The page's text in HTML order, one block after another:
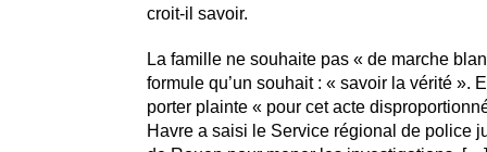
croit-il savoir.
La famille ne souhaite pas « de marche
formule qu’un souhait : « savoir la vérité ».
porter plainte « pour cet acte
Havre a saisi le Service régional de police